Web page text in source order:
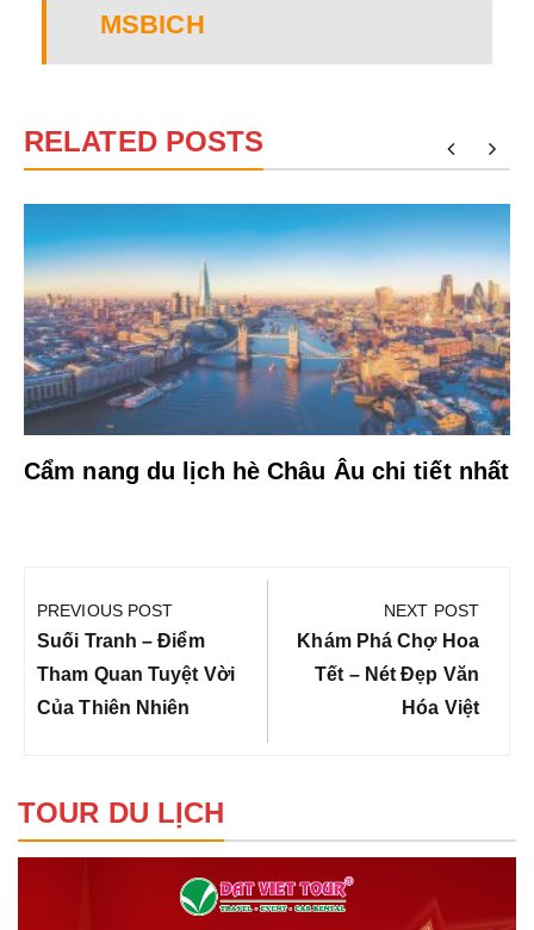
MSBICH
RELATED POSTS
Cẩm nang du lịch hè Châu Âu chi tiết nhất
hướng
bài
viết
PREVIOUS POST
Previous
Post:
Suối Tranh – Điểm
Tham Quan Tuyệt Vời
Của Thiên Nhiên
NEXT POST
Next
Post:
Khám Phá Chợ Hoa
Tết – Nét Đẹp Văn
Hóa Việt
TOUR DU LỊCH